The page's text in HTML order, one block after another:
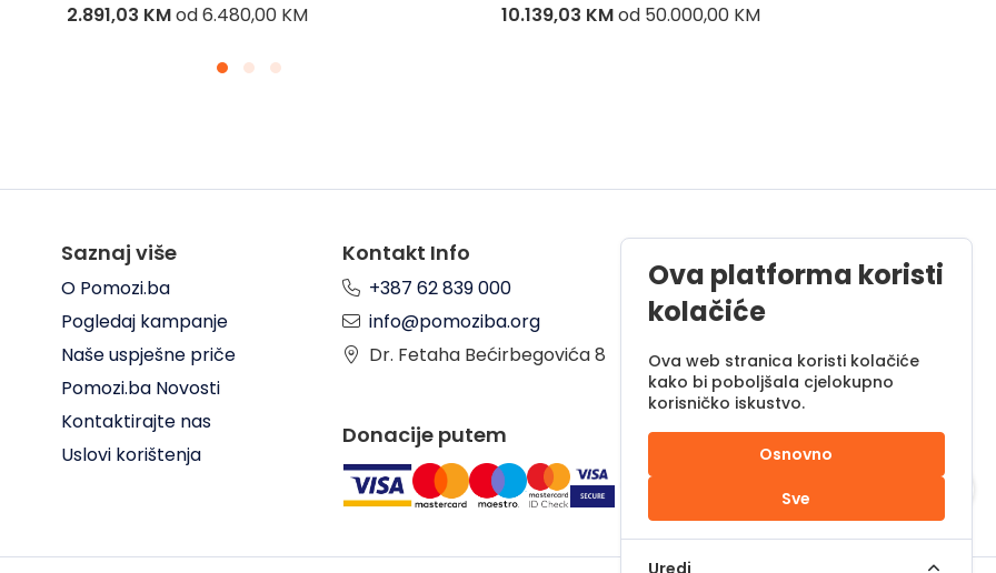
10.139,03 KMod50.000,00 KM 5.740,10 KMod45.000,00 KM
Saznaj više
O Pomozi.ba
Pogledaj kampanje
Naše uspješne priče
Pomozi.ba Novosti
Kontaktirajte nas
Uslovi korištenja
Kontakt Info
+387 62 839 000
info@pomoziba.org
Dr. Fetaha Bećirbegovića 8
Pon - Pet od 08 do 17h
Sub od 10 do 17h
Nedjelja - neradni dan
Donacije putem
Ova platforma koristi
kolačiće
Ova web stranica koristi kolačiće
kako bi poboljšala cjelokupno
korisničko iskustvo.
Osnovno
Sve